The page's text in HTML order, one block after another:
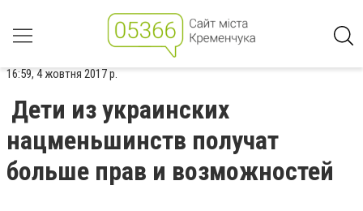
16:59, 4 жовтня 2017 р.
Дети из украинских
нацменьшинств получат
больше прав и возможностей